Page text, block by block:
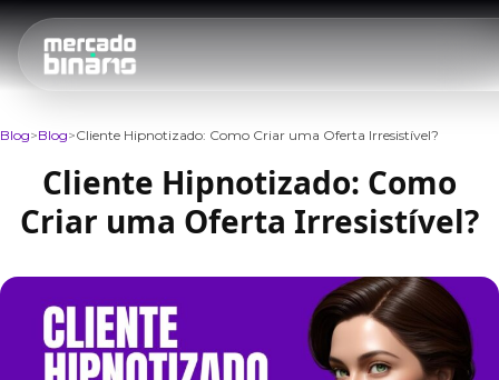
Blog Blog Cliente Hipnotizado: Como Criar uma Oferta Irresistível?
Cliente Hipnotizado: Como
Criar uma Oferta Irresistível?